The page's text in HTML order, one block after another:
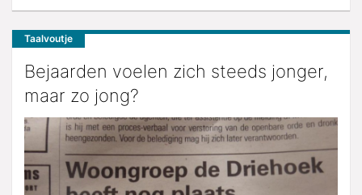
Taalvoutje
Bejaarden voelen zich steeds jonger,
maar zo jong?